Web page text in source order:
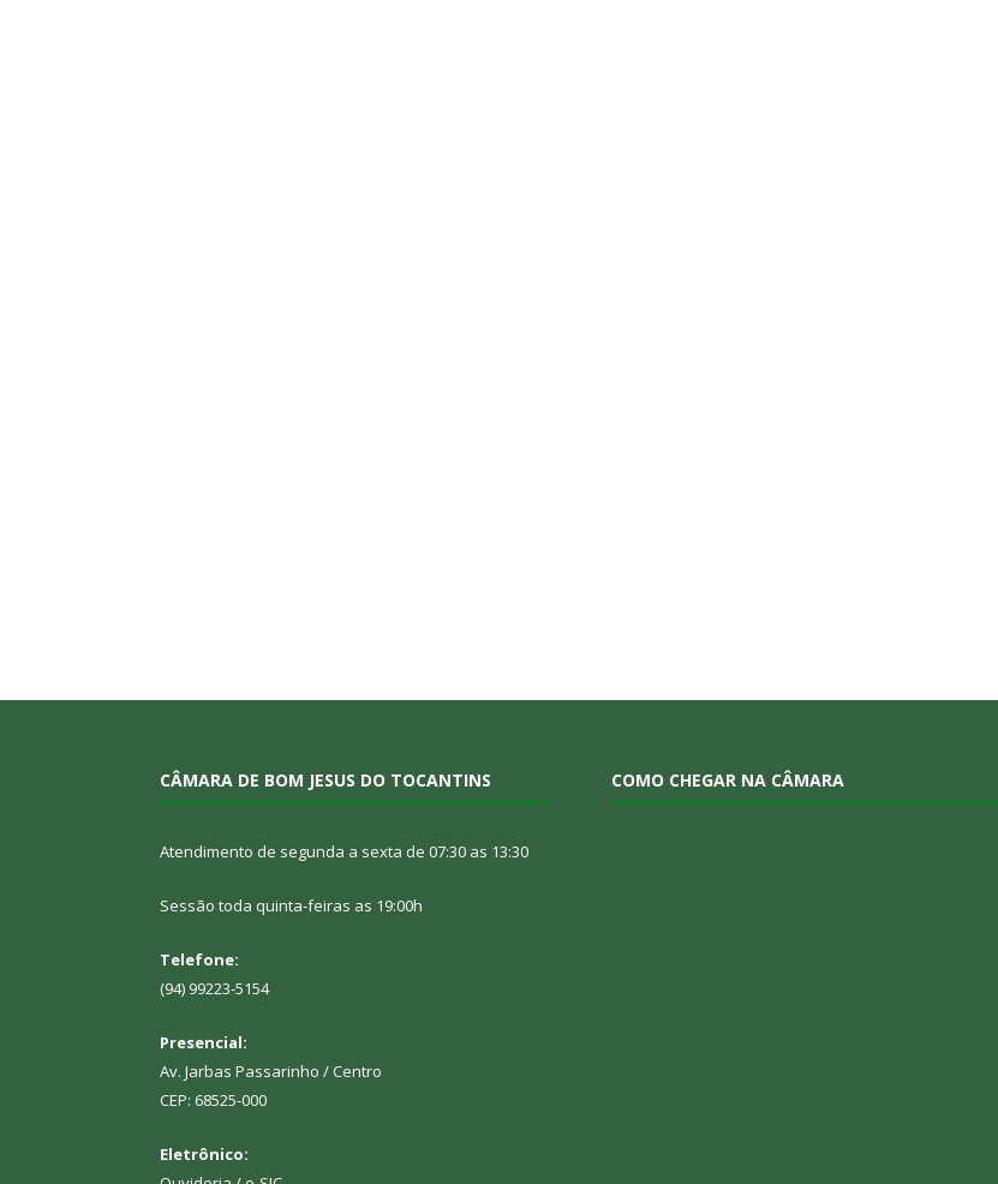
CÂMARA DE BOM JESUS DO TOCANTINS
Atendimento de segunda a sexta de 07:30 as 13:30
Sessão toda quinta-feiras as 19:00h
Telefone:
(94) 99223-5154
Presencial:
Av. Jarbas Passarinho / Centro
CEP: 68525-000
Eletrônico:
COMO CHEGAR NA CÂMARA